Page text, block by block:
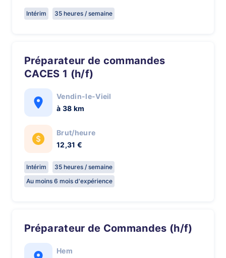
Intérim 35 heures / semaine
Préparateur de commandes
CACES 1 (h/f)
Vendin-le-Vieil
à 38 km
Brut/heure
12,31 €
Intérim
35 heures / semaine
Au moins 6 mois d'expérience
Préparateur de Commandes (h/f)
Hem